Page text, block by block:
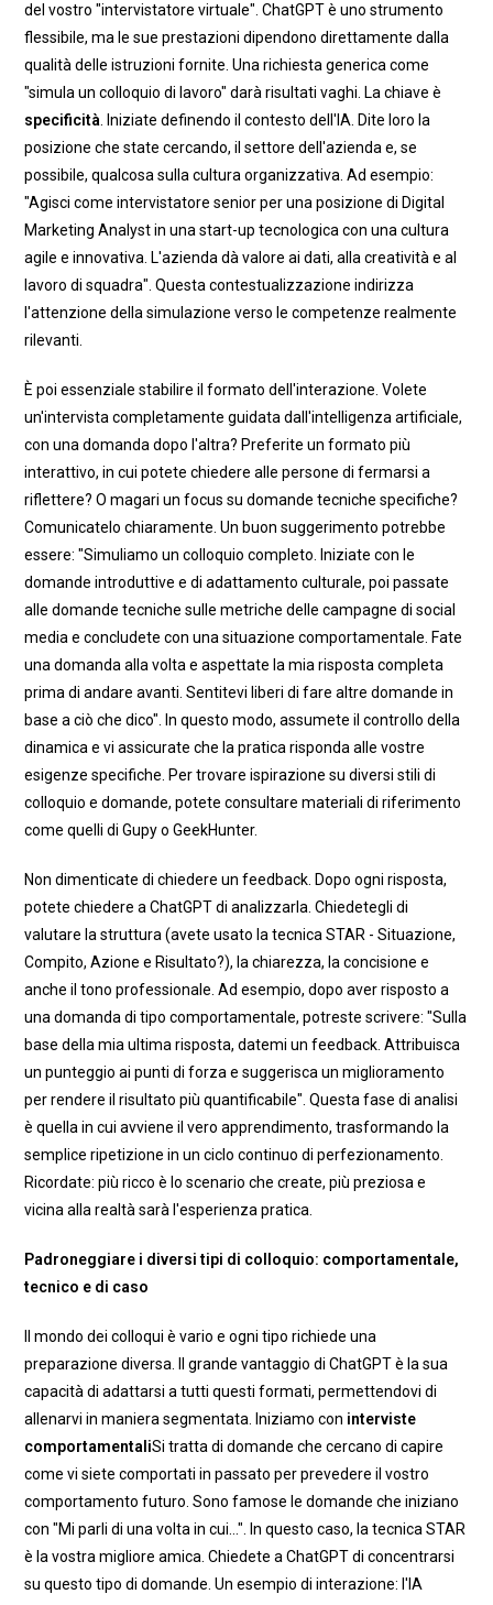
del vostro "intervistatore virtuale". ChatGPT è uno strumento
flessibile, ma le sue prestazioni dipendono direttamente dalla
qualità delle istruzioni fornite. Una richiesta generica come
"simula un colloquio di lavoro" darà risultati vaghi. La chiave è
specificità . Iniziate definendo il contesto dell'IA. Dite loro la
posizione che state cercando, il settore dell'azienda e, se
possibile, qualcosa sulla cultura organizzativa. Ad esempio:
"Agisci come intervistatore senior per una posizione di Digital
Marketing Analyst in una start-up tecnologica con una cultura
agile e innovativa. L'azienda dà valore ai dati, alla creatività e al
lavoro di squadra". Questa contestualizzazione indirizza
l'attenzione della simulazione verso le competenze realmente
rilevanti.
È poi essenziale stabilire il formato dell'interazione. Volete
un'intervista completamente guidata dall'intelligenza artificiale,
con una domanda dopo l'altra? Preferite un formato più
interattivo, in cui potete chiedere alle persone di fermarsi a
riflettere? O magari un focus su domande tecniche specifiche?
Comunicatelo chiaramente. Un buon suggerimento potrebbe
essere: "Simuliamo un colloquio completo. Iniziate con le
domande introduttive e di adattamento culturale, poi passate
alle domande tecniche sulle metriche delle campagne di social
media e concludete con una situazione comportamentale. Fate
una domanda alla volta e aspettate la mia risposta completa
prima di andare avanti. Sentitevi liberi di fare altre domande in
base a ciò che dico". In questo modo, assumete il controllo della
dinamica e vi assicurate che la pratica risponda alle vostre
esigenze specifiche. Per trovare ispirazione su diversi stili di
colloquio e domande, potete consultare materiali di riferimento
come quelli di Gupy o GeekHunter.
Non dimenticate di chiedere un feedback. Dopo ogni risposta,
potete chiedere a ChatGPT di analizzarla. Chiedetegli di
valutare la struttura (avete usato la tecnica STAR - Situazione,
Compito, Azione e Risultato?), la chiarezza, la concisione e
anche il tono professionale. Ad esempio, dopo aver risposto a
una domanda di tipo comportamentale, potreste scrivere: "Sulla
base della mia ultima risposta, datemi un feedback. Attribuisca
un punteggio ai punti di forza e suggerisca un miglioramento
per rendere il risultato più quantificabile". Questa fase di analisi
è quella in cui avviene il vero apprendimento, trasformando la
semplice ripetizione in un ciclo continuo di perfezionamento.
Ricordate: più ricco è lo scenario che create, più preziosa e
vicina alla realtà sarà l'esperienza pratica.
Padroneggiare i diversi tipi di colloquio: comportamentale,
tecnico e di caso
Il mondo dei colloqui è vario e ogni tipo richiede una
preparazione diversa. Il grande vantaggio di ChatGPT è la sua
capacità di adattarsi a tutti questi formati, permettendovi di
allenarvi in maniera segmentata. Iniziamo con interviste
comportamentaliSi tratta di domande che cercano di capire
come vi siete comportati in passato per prevedere il vostro
comportamento futuro. Sono famose le domande che iniziano
con "Mi parli di una volta in cui...". In questo caso, la tecnica STAR
è la vostra migliore amica. Chiedete a ChatGPT di concentrarsi
su questo tipo di domande. Un esempio di interazione: l'IA